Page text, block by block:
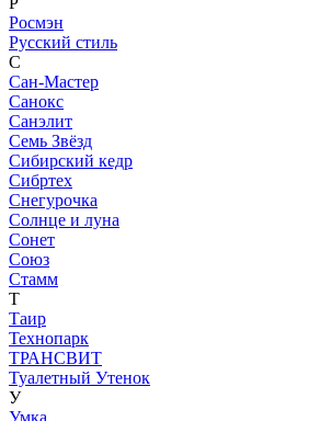
Росмэн
Русский стиль
С
Сан-Мастер
Санокс
Санэлит
Семь Звёзд
Сибирский кедр
Сибртех
Снегурочка
Солнце и луна
Сонет
Союз
Стамм
Т
Таир
Технопарк
ТРАНСВИТ
Туалетный Утенок
У
Умка